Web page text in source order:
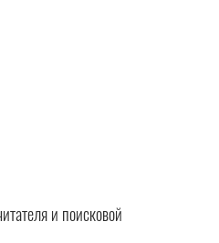
и поисковой